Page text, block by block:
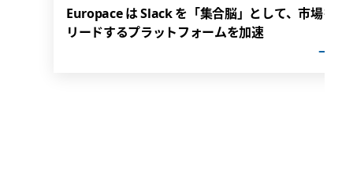
Europace は Slack を「集合脳」として、市場を
リードするプラットフォームを加速